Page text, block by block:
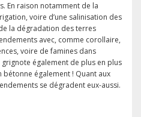
En raison notamment de la
voire d’une salinisation des
la dégradation des terres
avec, comme corollaire,
voire de famines dans
grignote également de plus en plus
également ! Quant aux
se dégradent eux-aussi.